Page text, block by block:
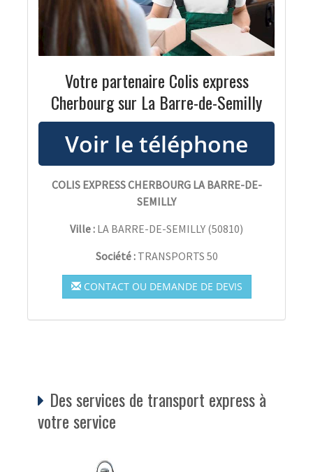
Votre partenaire Colis express
Cherbourg sur La Barre-de-Semilly
COLIS EXPRESS CHERBOURG LA BARRE-DE-
SEMILLY
Ville : LA BARRE-DE-SEMILLY (50810)
Société : TRANSPORTS 50
CONTACT OU DEMANDE DE DEVIS
Des services de transport express à
votre service